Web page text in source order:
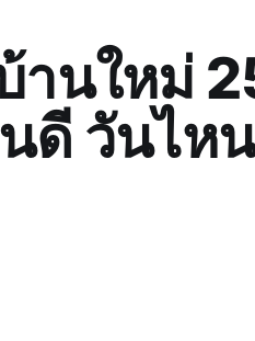
านใหม่
ดี วันไห